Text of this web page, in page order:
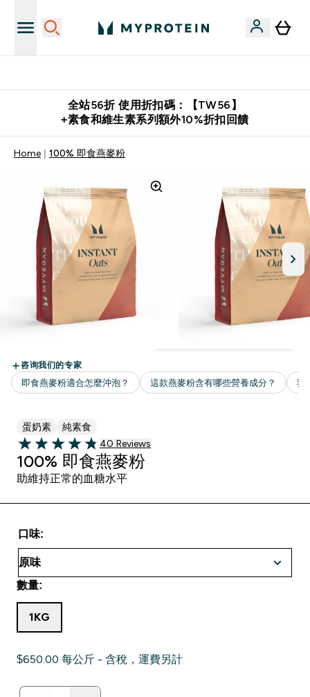
全站56折 使用折扣碼：【TW56】
+素食和維生素系列額外10%折扣回饋
Home 100% 即食燕麥粉
蛋奶素 純素食
4.83 out of 5 stars
40 customer reviews
40 Reviews
100% 即食燕麥粉
助維持正常的血糖水平
口味:
數量:
1KG
$650.00‎ 每公斤 - 含稅，運費另計